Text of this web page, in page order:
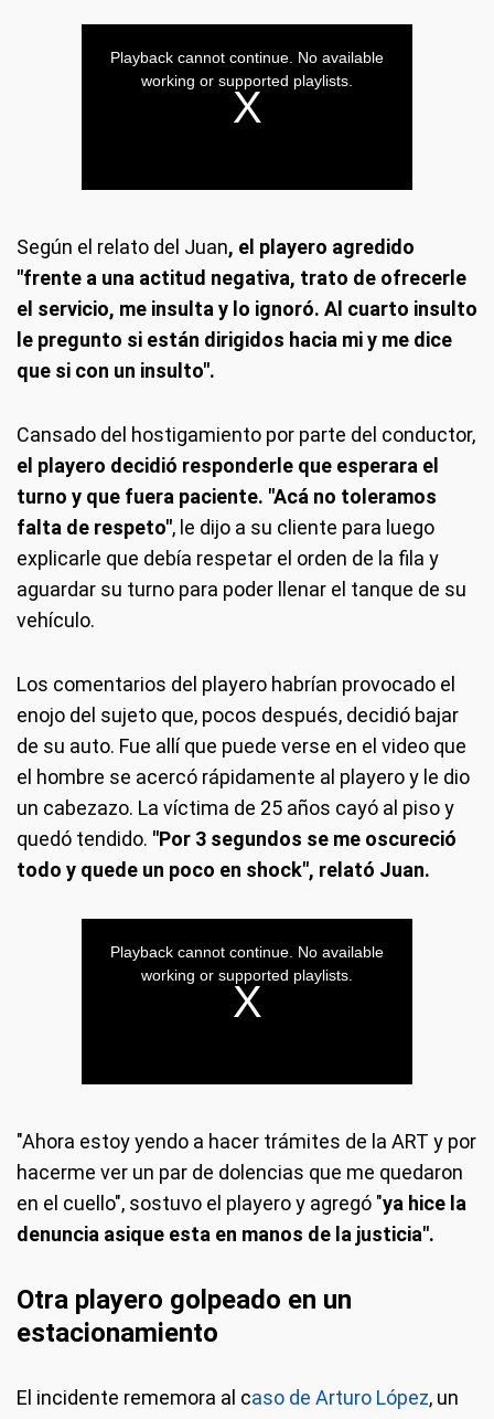
Según el relato del Juan, el playero agredido
"frente a una actitud negativa, trato de ofrecerle
el servicio, me insulta y lo ignoró. Al cuarto insulto
le pregunto si están dirigidos hacia mi y me dice
que si con un insulto".
Cansado del hostigamiento por parte del conductor,
el playero decidió responderle que esperara el
turno y que fuera paciente. "Acá no toleramos
falta de respeto", le dijo a su cliente para luego
explicarle que debía respetar el orden de la fila y
aguardar su turno para poder llenar el tanque de su
vehículo.
Los comentarios del playero habrían provocado el
enojo del sujeto que, pocos después, decidió bajar
de su auto. Fue allí que puede verse en el video que
el hombre se acercó rápidamente al playero y le dio
un cabezazo. La víctima de 25 años cayó al piso y
quedó tendido. "Por 3 segundos se me oscureció
todo y quede un poco en shock", relató Juan.
"Ahora estoy yendo a hacer trámites de la ART y por
hacerme ver un par de dolencias que me quedaron
en el cuello", sostuvo el playero y agregó "ya hice la
denuncia asique esta en manos de la justicia".
Otra playero golpeado en un
estacionamiento
El incidente rememora al caso de Arturo López, un